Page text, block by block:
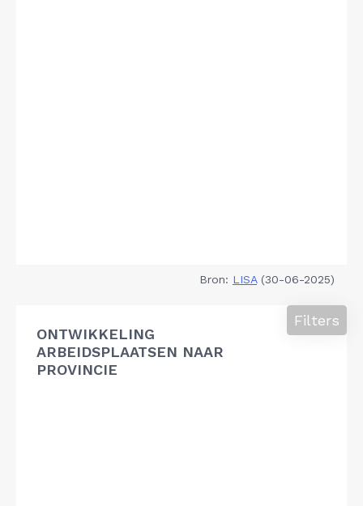
Bron: LISA(30-06-2025)
ONTWIKKELING
ARBEIDSPLAATSEN NAAR
PROVINCIE
Filters